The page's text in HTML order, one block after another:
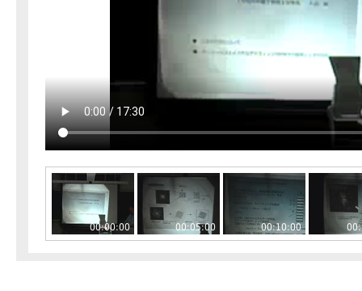
00:00:00 00:05:00 00:10:00